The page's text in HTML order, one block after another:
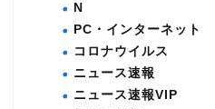
N
PC・インターネット
コロナウイルス
ニュース速報
ニュース速報VIP